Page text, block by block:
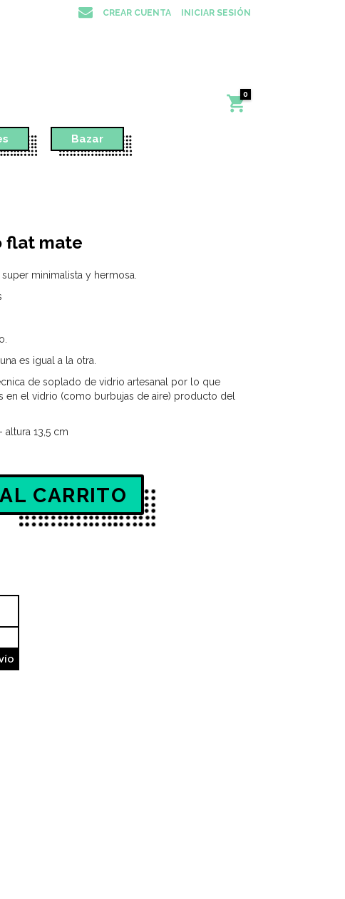
CREAR CUENTA INICIAR SESIÓN
0
Bazar
flat mate
super minimalista y hermosa.
es igual a la otra.
de soplado de vidrio artesanal por lo que
en el vidrio (como burbujas de aire) producto del
13,5 cm
CARRITO